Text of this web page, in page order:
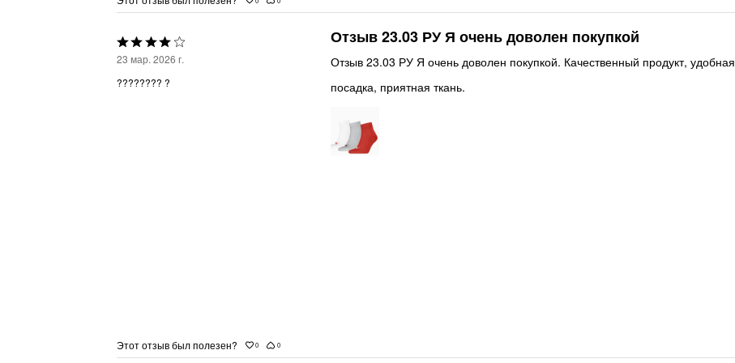
Выбрана
23 мар. 2026 г.
???????? ?
Отзыв 23.03 РУ Я очень доволен покупкой
Отзыв 23.03 РУ Я очень доволен покупкой. Качественный продукт, удобная
посадка, приятная ткань.
Этот отзыв был полезен? 0 0